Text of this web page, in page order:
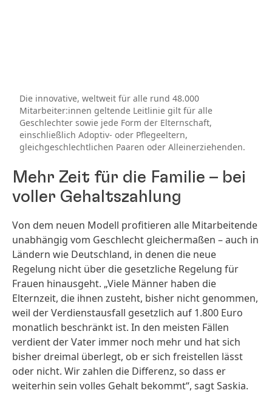
Die innovative, weltweit für alle rund 48.000
Mitarbeiter:innen geltende Leitlinie gilt für alle
Geschlechter sowie jede Form der Elternschaft,
einschließlich Adoptiv- oder Pflegeeltern,
gleichgeschlechtlichen Paaren oder Alleinerziehenden.
Mehr Zeit für die Familie – bei
voller Gehaltszahlung
Von dem neuen Modell profitieren alle Mitarbeitende
unabhängig vom Geschlecht gleichermaßen – auch in
Ländern wie Deutschland, in denen die neue
Regelung nicht über die gesetzliche Regelung für
Frauen hinausgeht. „Viele Männer haben die
Elternzeit, die ihnen zusteht, bisher nicht genommen,
weil der Verdienstausfall gesetzlich auf 1.800 Euro
monatlich beschränkt ist. In den meisten Fällen
verdient der Vater immer noch mehr und hat sich
bisher dreimal überlegt, ob er sich freistellen lässt
oder nicht. Wir zahlen die Differenz, so dass er
weiterhin sein volles Gehalt bekommt“, sagt Saskia.